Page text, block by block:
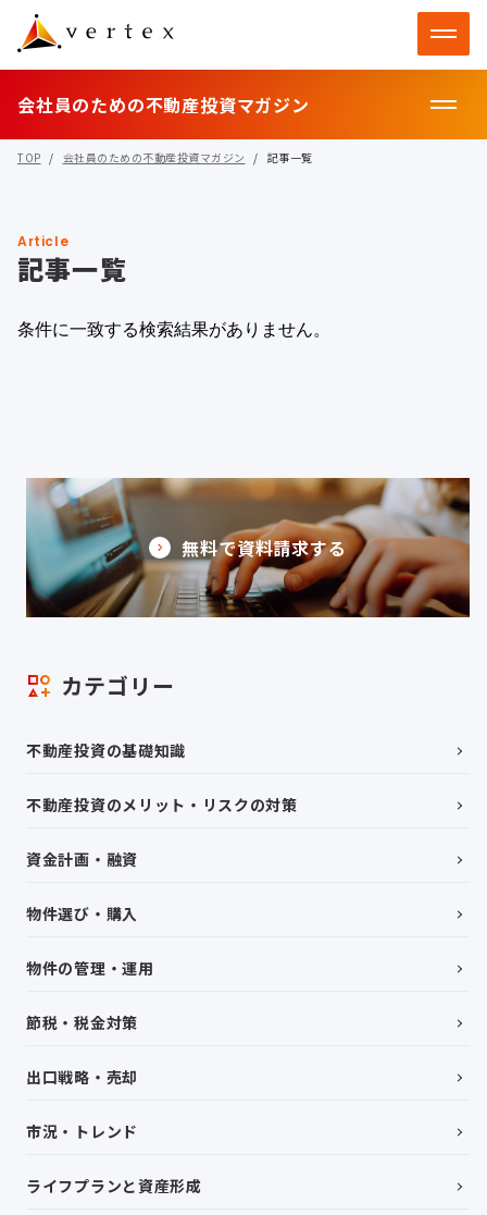
会社員のための不動産投資マガジン
TOP 会社員のための不動産投資マガジン 記事一覧
Article
記事一覧
条件に一致する検索結果がありません。
無料で資料請求する
カテゴリー
不動産投資の基礎知識
不動産投資のメリット・リスクの対策
資金計画・融資
物件選び・購入
物件の管理・運用
節税・税金対策
出口戦略・売却
市況・トレンド
ライフプランと資産形成